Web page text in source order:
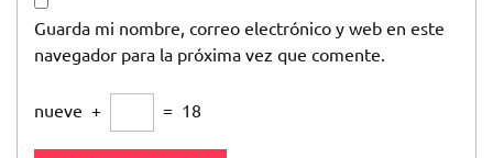
Guarda mi nombre, correo electrónico y web en este
navegador para la próxima vez que comente.
nueve + = 18